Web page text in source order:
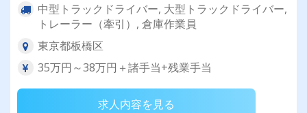
中型トラックドライバー, 大型トラックドライバー,
トレーラー（牽引）, 倉庫作業員
東京都板橋区
35万円～38万円＋諸手当+残業手当
求人内容を見る